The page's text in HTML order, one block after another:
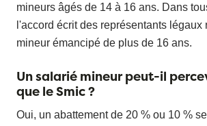
mineurs âgés de 14 à 16 ans. Dans
l'accord écrit des représentants légaux
mineur émancipé de plus de 16 ans.
Un salarié mineur peut-il
que le Smic ?
Oui, un abattement de 20 % ou 10 %